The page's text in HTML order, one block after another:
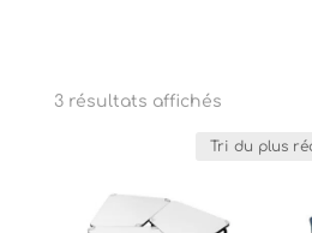
3 résultats affichésTrié
plus